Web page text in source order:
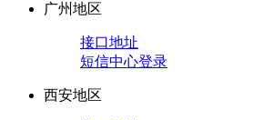
广州地区
接口地址
短信中心登录
西安地区